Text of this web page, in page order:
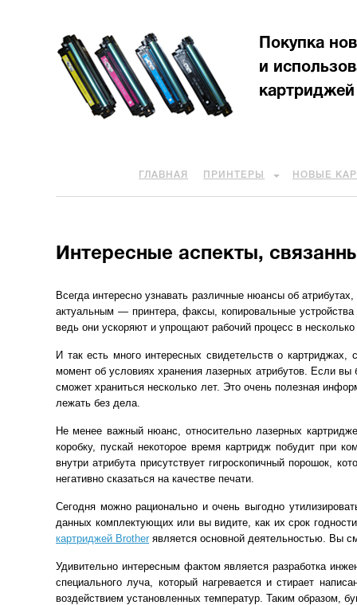
Покупка
и
картриджей
ГЛАВНАЯ ПРИНТЕРЫ НОВЫЕ
Интересные аспекты,
Всегда интересно узнавать различные нюансы об
актуальным — принтера, факсы, копировальные
ведь они ускоряют и упрощают рабочий процесс в несколько
И так есть много интересных свидетельств о
момент об условиях хранения лазерных атрибутов. Если вы
сможет храниться несколько лет. Это очень полезная
лежать без дела.
Не менее важный нюанс, относительно лазерных
коробку, пускай некоторое время картридж побудит при
внутри атрибута присутствует гигроскопичный порошок,
негативно сказаться на качестве печати.
Сегодня можно рационально и очень выгодно
данных комплектующих или вы видите, как их срок
картриджей Brother является основной деятельностью. Вы
Удивительно интересным фактом является разработка
специального луча, который нагревается и стирает
воздействием установленных температур. Таким образом,